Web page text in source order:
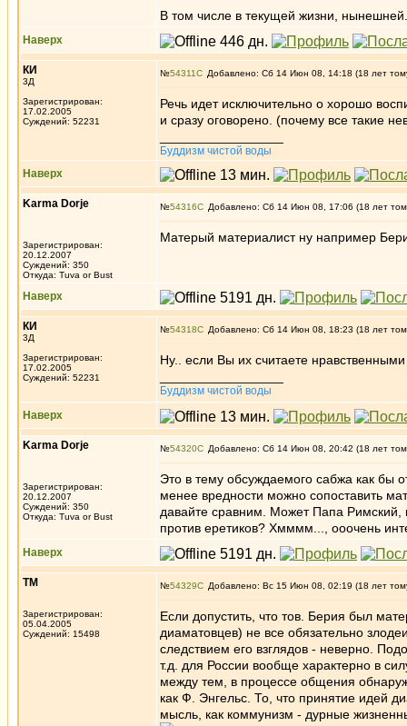
В том числе в текущей жизни,
Наверх
КИ
3Д
Зарегистрирован:
17.02.2005
Суждений: 52231
№54311 Добавлено: Сб 14 Июн 08, 14:18 (18 лет
Речь идет исключительно о хорошо
и сразу оговорено. (почему все такие
Буддизм чистой воды
Наверх
Karma Dorje
Зарегистрирован:
20.12.2007
Суждений: 350
Откуда: Tuva or Bust
№54316 Добавлено: Сб 14 Июн 08, 17:06 (18 лет
Матерый материалист ну например
Наверх
КИ
3Д
Зарегистрирован:
17.02.2005
Суждений: 52231
№54318 Добавлено: Сб 14 Июн 08, 18:23 (18 лет
Ну.. если Вы их считаете
Буддизм чистой воды
Наверх
Karma Dorje
Зарегистрирован:
20.12.2007
Суждений: 350
Откуда: Tuva or Bust
№54320 Добавлено: Сб 14 Июн 08, 20:42 (18 лет
Это в тему обсуждаемого сабжа как бы
менее вредности можно сопоставить
давайте сравним. Может Папа Римский,
против еретиков? Хмммм..., ооочень
Наверх
ТМ
Зарегистрирован:
05.04.2005
Суждений: 15498
№54329 Добавлено: Вс 15 Июн 08, 02:19 (18 лет
Если допустить, что тов. Берия был
диаматовцев) не все обязательно
следствием его взглядов - неверно.
т.д. для России вообще характерно в
между тем, в процессе общения
как Ф. Энгельс. То, что принятие идей
мысль, как коммунизм - дурные